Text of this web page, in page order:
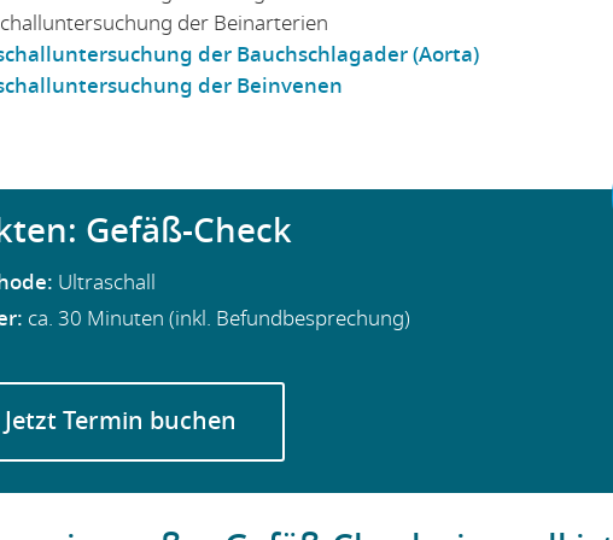
der Beinarterien
der Bauchschlagader (Aorta)
der Beinvenen
Gefäß-Check
Ultraschall
ca. 30 Minuten (inkl. Befundbesprechung)
Jetzt Termin buchen